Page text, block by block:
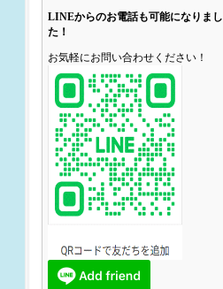
LINEからのお電話も可能になりまし
た！
お気軽にお問い合わせください！